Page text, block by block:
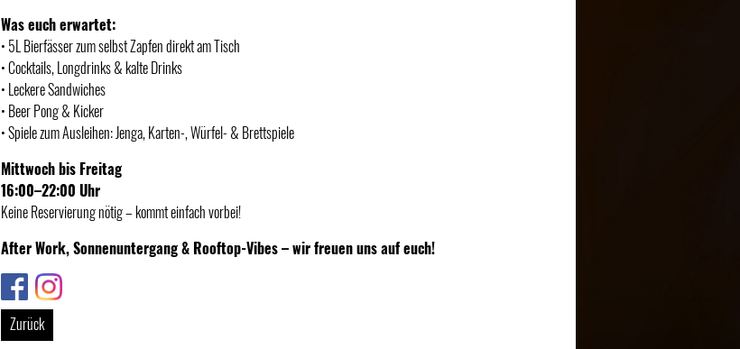
Was euch erwartet:
• 5L Bierfässer zum selbst Zapfen direkt am Tisch
• Cocktails, Longdrinks & kalte Drinks
• Leckere Sandwiches
• Beer Pong & Kicker
• Spiele zum Ausleihen: Jenga, Karten-, Würfel- & Brettspiele
Mittwoch bis Freitag
16:00–22:00 Uhr
Keine Reservierung nötig – kommt einfach vorbei!
After Work, Sonnenuntergang & Rooftop-Vibes – wir freuen uns auf euch!
Link
Link
Zurück